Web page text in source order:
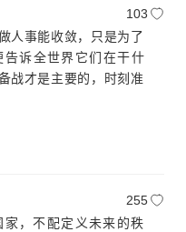
103
人事能收敛，只是为了
诉全世界它们在干什
战才是主要的，时刻准
255
，不配定义未来的秩